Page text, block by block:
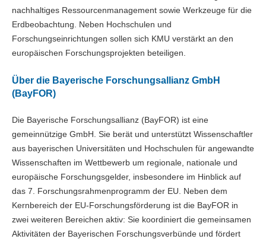
nachhaltiges Ressourcenmanagement sowie Werkzeuge für die
Erdbeobachtung. Neben Hochschulen und
Forschungseinrichtungen sollen sich KMU verstärkt an den
europäischen Forschungsprojekten beteiligen.
Über die Bayerische Forschungsallianz GmbH
(BayFOR)
Die Bayerische Forschungsallianz (BayFOR) ist eine
gemeinnützige GmbH. Sie berät und unterstützt Wissenschaftler
aus bayerischen Universitäten und Hochschulen für angewandte
Wissenschaften im Wettbewerb um regionale, nationale und
europäische Forschungsgelder, insbesondere im Hinblick auf
das 7. Forschungsrahmenprogramm der EU. Neben dem
Kernbereich der EU-Forschungsförderung ist die BayFOR in
zwei weiteren Bereichen aktiv: Sie koordiniert die gemeinsamen
Aktivitäten der Bayerischen Forschungsverbünde und fördert